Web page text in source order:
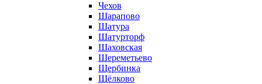
Чехов
Шарапово
Шатура
Шатурторф
Шаховская
Шереметьево
Щербинка
Щёлково